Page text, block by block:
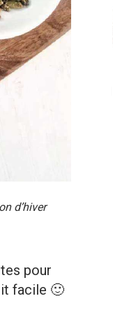
d’hiver
pour
facile 🙂